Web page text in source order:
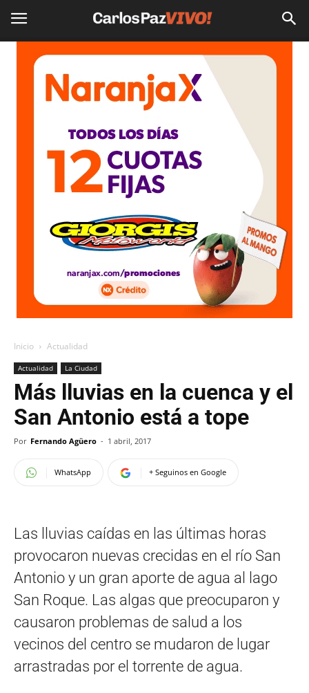
Inicio Actualidad
Actualidad La Ciudad
Más lluvias en la cuenca y el
San Antonio está a tope
Por Fernando Agüero - 1 abril, 2017
WhatsApp + Seguinos en Google
Las lluvias caídas en las últimas horas
provocaron nuevas crecidas en el río San
Antonio y un gran aporte de agua al lago
San Roque. Las algas que preocuparon y
causaron problemas de salud a los
vecinos del centro se mudaron de lugar
arrastradas por el torrente de agua.